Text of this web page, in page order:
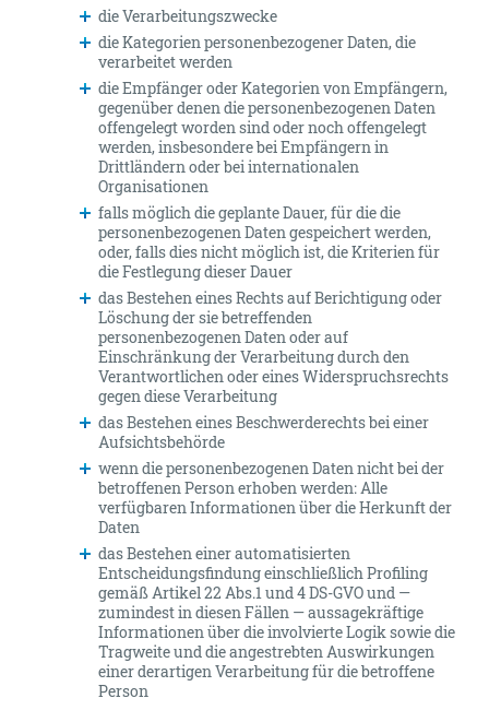
die Verarbeitungszwecke
die Kategorien personenbezogener Daten, die
verarbeitet werden
die Empfänger oder Kategorien von Empfängern,
gegenüber denen die personenbezogenen Daten
offengelegt worden sind oder noch offengelegt
werden, insbesondere bei Empfängern in
Drittländern oder bei internationalen
Organisationen
falls möglich die geplante Dauer, für die die
personenbezogenen Daten gespeichert werden,
oder, falls dies nicht möglich ist, die Kriterien für
die Festlegung dieser Dauer
das Bestehen eines Rechts auf Berichtigung oder
Löschung der sie betreffenden
personenbezogenen Daten oder auf
Einschränkung der Verarbeitung durch den
Verantwortlichen oder eines Widerspruchsrechts
gegen diese Verarbeitung
das Bestehen eines Beschwerderechts bei einer
Aufsichtsbehörde
wenn die personenbezogenen Daten nicht bei der
betroffenen Person erhoben werden: Alle
verfügbaren Informationen über die Herkunft der
Daten
das Bestehen einer automatisierten
Entscheidungsfindung einschließlich Profiling
gemäß Artikel 22 Abs.1 und 4 DS-GVO und —
zumindest in diesen Fällen — aussagekräftige
Informationen über die involvierte Logik sowie die
Tragweite und die angestrebten Auswirkungen
einer derartigen Verarbeitung für die betroffene
Person